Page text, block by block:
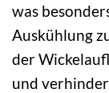
was
Auskühlung
der
und